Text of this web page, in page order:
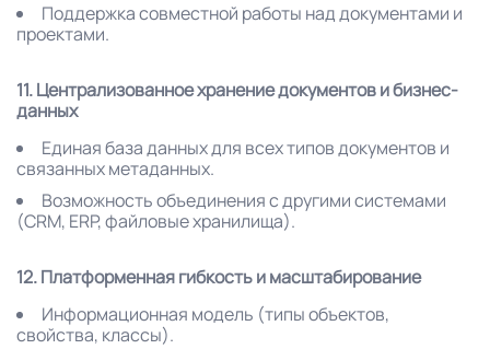
Поддержка совместной работы над документами и
проектами.
11. Централизованное хранение документов и бизнес-
данных
Единая база данных для всех типов документов и
связанных метаданных.
Возможность объединения с другими системами
(CRM, ERP, файловые хранилища).
12. Платформенная гибкость и масштабирование
Информационная модель (типы объектов,
свойства, классы).